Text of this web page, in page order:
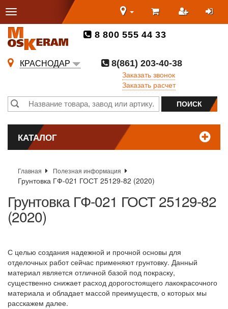
8 800 555 44 33
КРАСНОДАР
8(861) 203-40-38
Заказать звонок
Заказать расчет
КАТАЛОГ
Главная Полезная информация
Грунтовка ГФ-021 ГОСТ 25129-82 (2020)
Грунтовка ГФ-021 ГОСТ 25129-82
(2020)
С целью создания надежной и прочной основы для
отделочных работ сейчас применяют грунтовку. Данный
материал является отличной базой под покраску,
существенно снижает расход дорогостоящего лакокрасочного
материала и обладает массой преимуществ, о которых мы
расскажем далее.